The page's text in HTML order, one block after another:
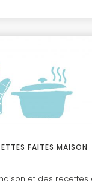
FAITES MAISON
et des recettes